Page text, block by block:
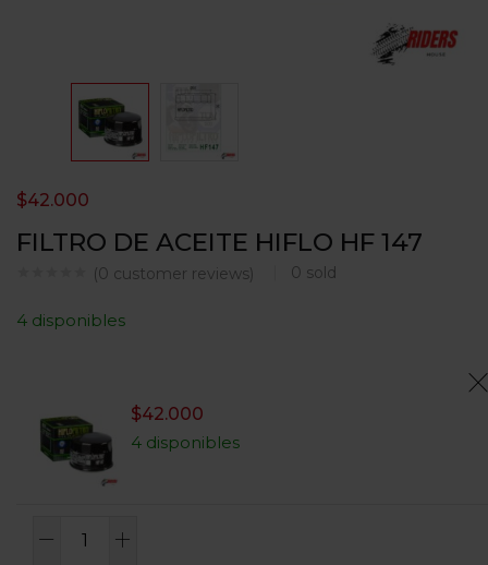
FILTRO DE ACEITE HIFLO HF 147
(0 customer reviews) 0 sold
$42.000
4 disponibles
$42.000
4 disponibles